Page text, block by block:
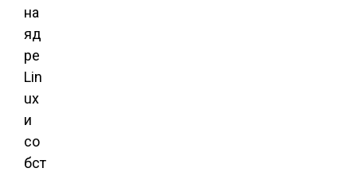
на
яд
ре
Lin
ux
и
со
бст